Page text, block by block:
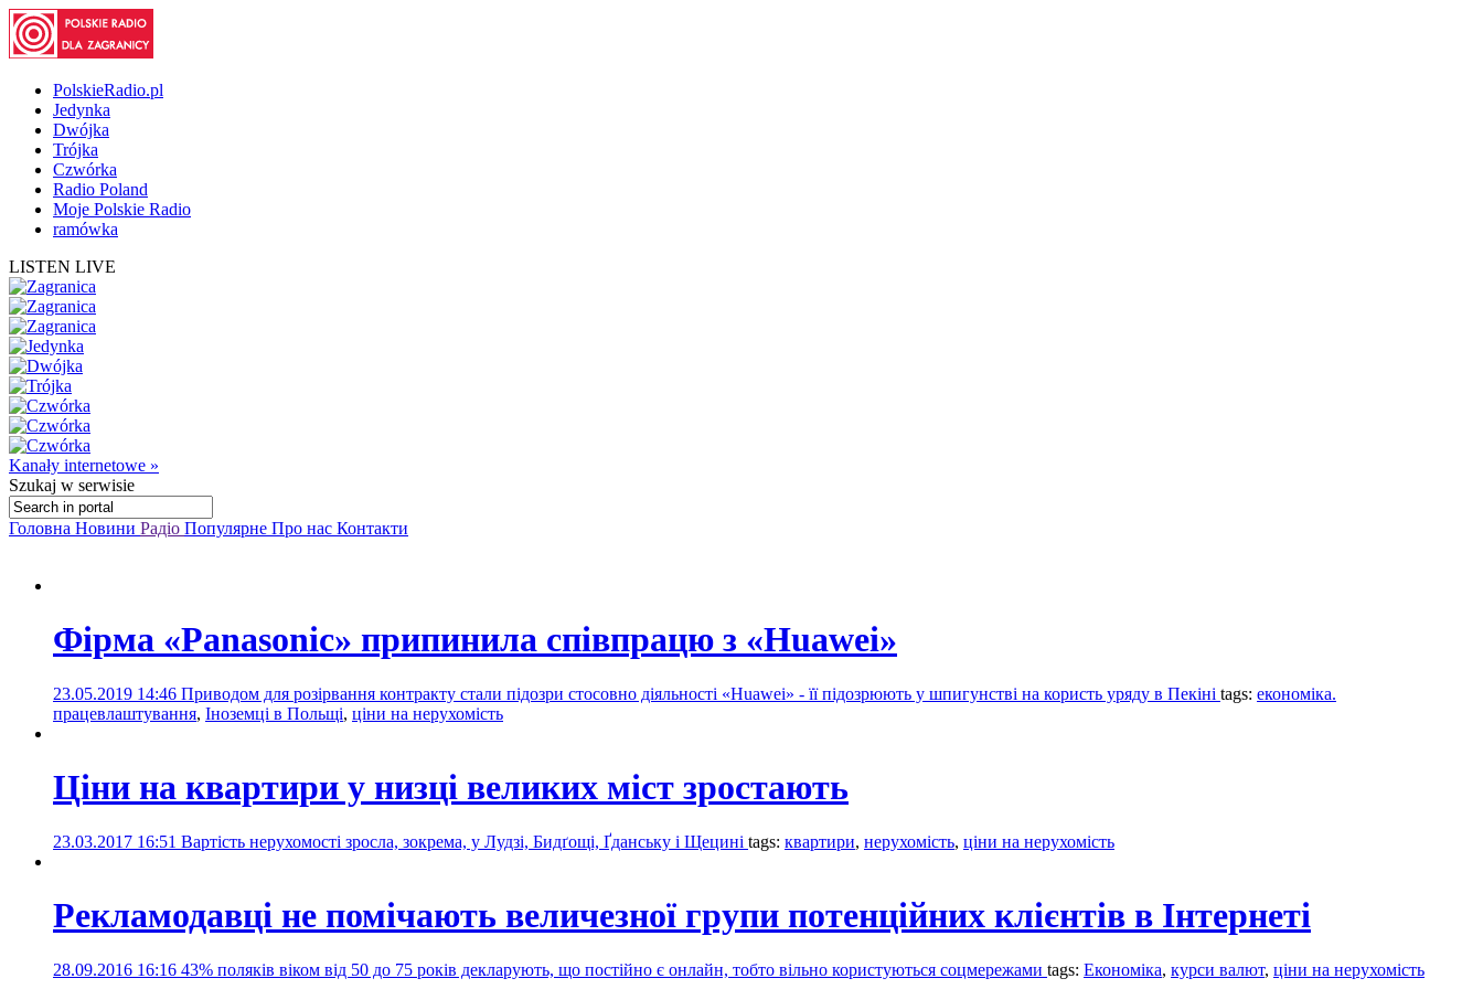
PolskieRadio.pl
Jedynka
Dwójka
Trójka
Czwórka
Radio Poland
Moje Polskie Radio
ramówka
LISTEN LIVE
Kanały internetowe »
Szukaj w serwisie
Головна Новини Радіо Популярне Про нас Контакти
Фірма «Panasonic» припинила співпрацю з «Huawei»
23.05.2019 14:46 Приводом для розірвання контракту стали підозри стосовно діяльності «Huawei» - її підозрюють у шпигунстві на користь уряду в Пекіні tags: економіка.
працевлаштування, Іноземці в Польщі, ціни на нерухомість
Ціни на квартири у низці великих міст зростають
23.03.2017 16:51 Вартість нерухомості зросла, зокрема, у Лудзі, Бидґощі, Ґданську і Щецині tags: квартири, нерухомість, ціни на нерухомість
Рекламодавці не помічають величезної групи потенційних клієнтів в Інтернеті
28.09.2016 16:16 43% поляків віком від 50 до 75 років декларують, що постійно є онлайн, тобто вільно користуються соцмережами tags: Економіка, курси валют, ціни на нерухомість